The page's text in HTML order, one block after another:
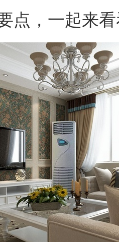
点，一起来